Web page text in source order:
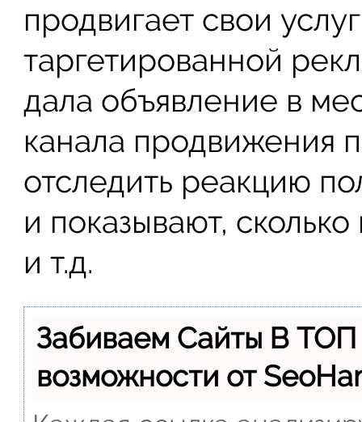
продвигает свои
таргетированной
дала объявление в
канала продвижения
отследить реакцию
и показывают,
и т.д.
Забиваем Сайты В
возможности от